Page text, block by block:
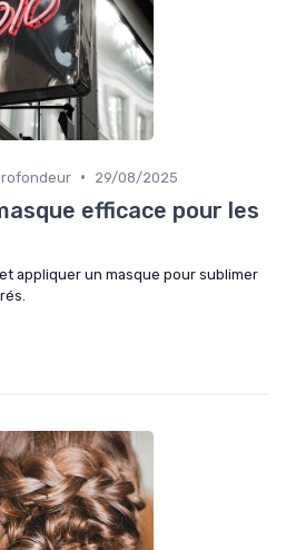
• 29/08/2025
efficace pour les
appliquer un masque pour sublimer